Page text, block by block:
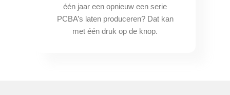
één jaar een opnieuw een serie
PCBA’s laten produceren? Dat kan
met één druk op de knop.